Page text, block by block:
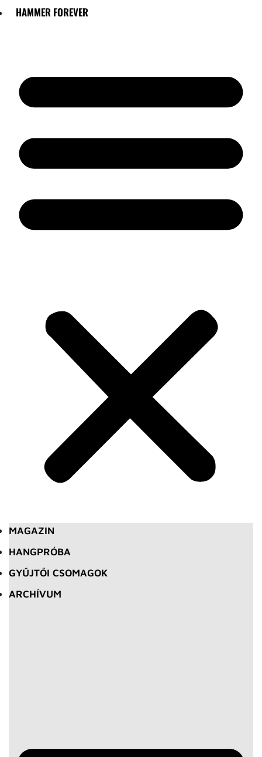
HAMMER FOREVER
MAGAZIN
HANGPRÓBA
GYŰJTŐI CSOMAGOK
ARCHÍVUM